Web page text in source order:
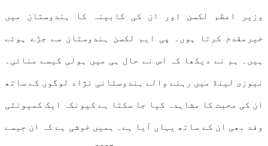
وزیر اعظم لکسن اور ان کی کابینہ کا ہندوستان میں
خیرمقدم کرتا ہوں۔ پی ایم لکسن ہندوستان سے جڑے ہوئے
ہیں۔ ہم نے دیکھا کہ اس نے حال ہی میں ہولی کیسے منائی۔
نیوزی لینڈ میں رہنے والے ہندوستانی نژاد لوگوں کے ساتھ
ان کی محبت کا مشاہدہ کیا جا سکتا ہے کیونکہ ایک کمیونٹی
وفد بھی ان کے ساتھ یہاں آیا ہے۔ ہمیں خوشی ہے کہ ان جیسے